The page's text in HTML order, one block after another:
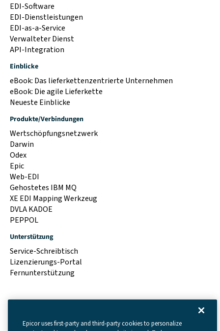
EDI-Software
EDI-Dienstleistungen
EDI-as-a-Service
Verwalteter Dienst
API-Integration
Einblicke
eBook: Das lieferkettenzentrierte Unternehmen
eBook: Die agile Lieferkette
Neueste Einblicke
Produkte/Verbindungen
Wertschöpfungsnetzwerk
Darwin
Odex
Epic
Web-EDI
Gehostetes IBM MQ
XE EDI Mapping Werkzeug
DVLA KADOE
PEPPOL
Unterstützung
Service-Schreibtisch
Lizenzierungs-Portal
Fernunterstützung
Epicor uses first-party and third-party cookies to personalize